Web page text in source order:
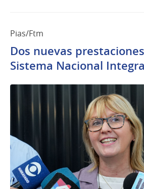
Pias/Ftm
Dos nuevas
Sistema Nacional